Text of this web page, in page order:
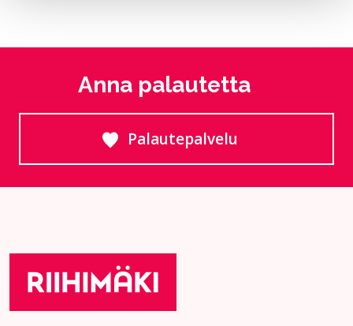
Anna palautetta
Palautepalvelu
Siirtyy ulkoiselle